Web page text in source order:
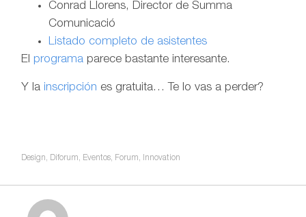
Conrad Llorens, Director de Summa
Comunicació
Listado completo de asistentes
El programa parece bastante interesante.
Y la inscripción es gratuita… Te lo vas a perder?
Design, Diforum, Eventos, Forum, Innovation